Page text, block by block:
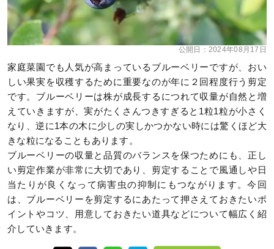
公開日： 2024年08月17日
家庭菜園でも人気が高まっているブルーベリーですが、おい
しい果実を収穫するために重要なのが年に２回程度行う剪定
です。ブルーベリーは株が成長するにつれて収量が自然と増
えていきますが、実がたくさんつきすぎると1粒1粒が小さく
なり、逆に1本の木に少しの実しかつかない時には驚くほど大
きな粒になることもあります。
ブルーベリーの収量と品質のバランスを保つためにも、正し
い剪定作業が非常に大切であり、剪定することで風通しや日
当たりが良くなって病害虫の抑制にもつながります。今回
は、ブルーベリーを剪定するにあたって押さえておきたいポ
イントやコツ、用意しておきたい道具などについて幅広く紹
介していきます。